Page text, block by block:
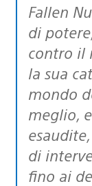
Fallen Nun, la perfida suora assetata
di
contro il
la sua
mondo
meglio,
di
fino ai